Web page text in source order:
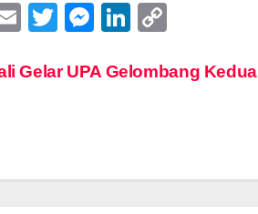
E
ail
T
tt
M
ss
Li
k
p
Gelar UPA Gelombang Kedua